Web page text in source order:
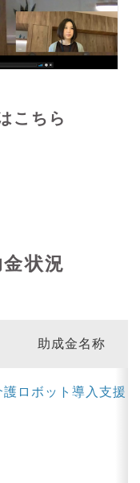
こちら
状況
助成金名称
護ロボット導入支援